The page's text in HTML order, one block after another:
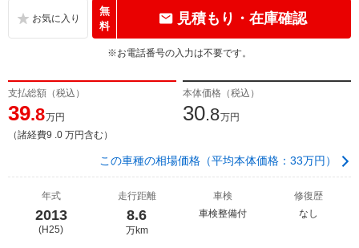
無
料
見積もり・在庫確認
※お電話番号の入力は不要です。
支払総額（税込）
39.8万円
（諸経費9 .0 万円含む）
本体価格（税込）
30.8万円
この車種の相場価格（平均本体価格：33万円）
年式
2013
(H25)
走行距離
8.6
万km
車検
車検整備付
修復歴
なし